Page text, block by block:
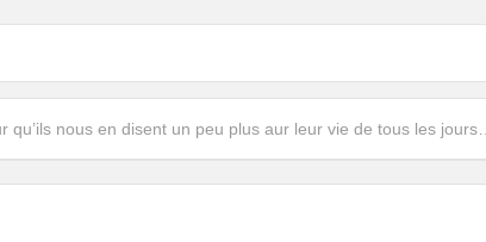
nous en disent un peu plus aur leur vie de tous les jours…